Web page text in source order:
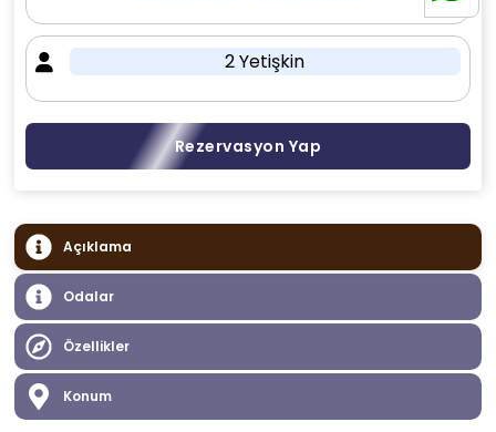
2 Yetişkin
Rezervasyon Yap
Açıklama
Odalar
Özellikler
Konum